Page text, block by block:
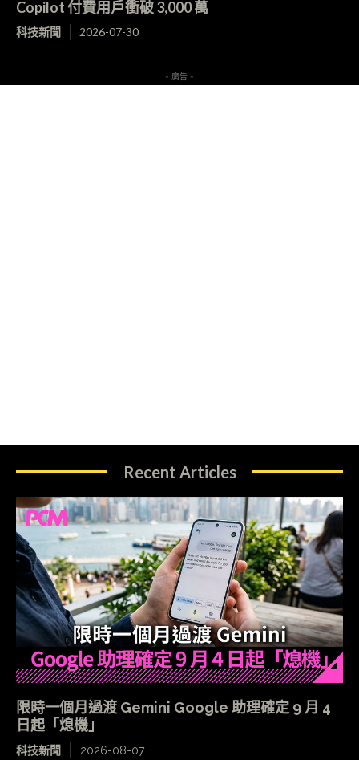
Copilot 付費用戶衝破 3,000 萬
科技新聞 2026-07-30
- 廣告 -
Recent Articles
限時一個月過渡 Gemini Google 助理確定 9 月 4
日起「熄機」
科技新聞 2026-08-07